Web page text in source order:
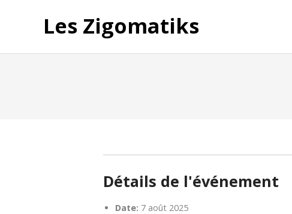
Les Zigomatiks
Détails de l'événement
Date: 7 août 2025